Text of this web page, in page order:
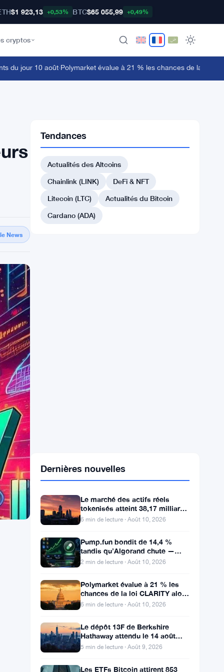
$1 923,13 +0,53% BTC$65 055,99 +0,49%
cryptos
jour 10 août·Polymarket évalue à 21 % les chances de la loi
News
Tendances
Actualités des Altcoins
Chainlink (LINK)
DeFi & NFT
Litecoin (LTC)
Actualités du Bitcoin
Cardano (ADA)
Le marché des actifs réels
de dollars avec 1,7 million de
détenteurs
6 min de lecture · Août 10, 2026
Pump.fun bondit de 14,4 %
Mouvements du jour 10 août
2 min de lecture · Août 10, 2026